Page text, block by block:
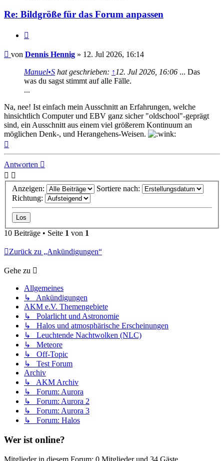
Re: Bildgröße für das Forum anpassen
Beitrag
von Dennis Hennig » 12. Jul 2026, 16:14
Manuel•S hat geschrieben: ↑ 12. Jul 2026, 16:06 ... Das
was du sagst stimmt auf alle Fälle.
...
Na, nee! Ist einfach mein Ausschnitt an Erfahrungen, welche
hinsichtlich Computer und EBV ganz sicher "oldschool"-geprägt
sind, ein Ausschnitt aus einem viel größerem Kontinuum an
möglichen Denk-, und Herangehens-Weisen.
Antworten
Anzeigen:
Sortiere nach:
Richtung:
10 Beiträge • Seite 1 von 1
Zurück zu „Ankündigungen“
Gehe zu
Allgemeines
↳ Ankündigungen
AKM e.V. Themengebiete
↳ Polarlicht und Astronomie
↳ Halos und atmosphärische Erscheinungen
↳ Leuchtende Nachtwolken (NLC)
↳ Meteore
↳ Off-Topic
↳ Test Forum
Archiv
↳ AKM Archiv
↳ Forum: Aurora
↳ Forum: Aurora 2
↳ Forum: Aurora 3
↳ Forum: Halos
Wer ist online?
Mitglieder in diesem Forum: 0 Mitglieder und 34 Gäste